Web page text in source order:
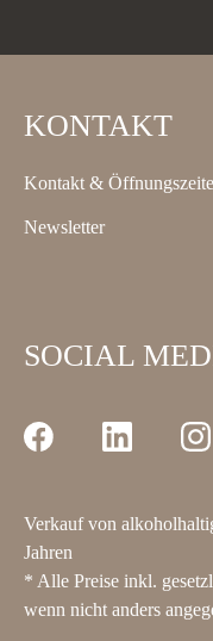
KONTAKT
Kontakt &
Newsletter
SOCIAL
Verkauf von
Jahren
* Alle Preise inkl.
wenn nicht anders